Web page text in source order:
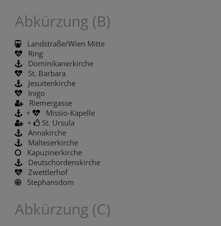
Abkürzung (B)
Landstraße/Wien Mitte
Ring
Dominikanerkirche
St. Barbara
Jesuitenkirche
Inigo
Riemergasse
+
Missio-Kapelle
+
St. Ursula
Annakirche
Malteserkirche
Kapuzinerkirche
Deutschordenskirche
Zwettlerhof
Stephansdom
Abkürzung (C)